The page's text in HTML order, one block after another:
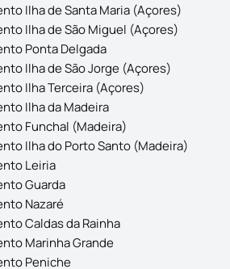
Ilha de Santa Maria (Açores)
Ilha de São Miguel (Açores)
Ponta Delgada
Ilha de São Jorge (Açores)
Ilha Terceira (Açores)
Ilha da Madeira
Funchal (Madeira)
Ilha do Porto Santo (Madeira)
Leiria
Guarda
Nazaré
Caldas da Rainha
Marinha Grande
Peniche